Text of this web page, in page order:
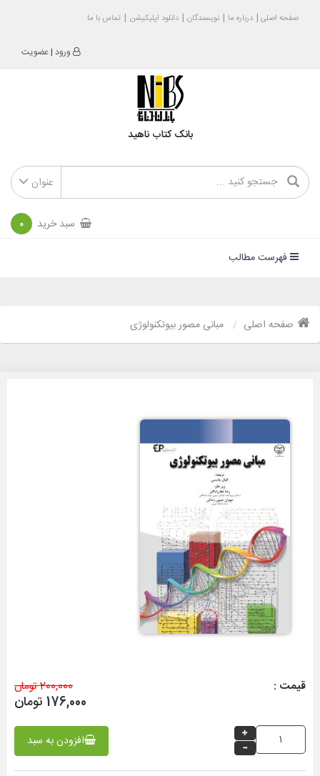
صفحه اصلی درباره ما نویسندگان دانلود اپلیکیشن تماس با ما
ورود |عضویت
بانک کتاب ناهید
عنوان
سبد خرید 0
فهرست مطالب
صفحه اصلی مبانی مصور بیوتکنولوژی
قیمت : 200,000 تومان
176,000 تومان
افزودن به سبد